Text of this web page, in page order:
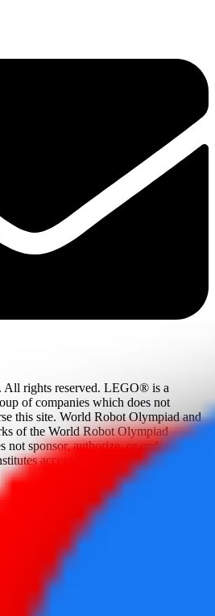
rights reserved. LEGO® is a
of companies which does not
this site. World Robot Olympiad and
of the World Robot Olympiad
sponsor, authorize, or endorse this
acceptance of theTerms Of